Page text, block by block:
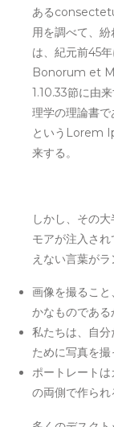
ある
用を調べて、
は、紀元前45
Bonorum et
1.10.33節に由
理学の理論書
というLorem
来する。
しかし、その
モアが注入さ
えない言葉がラ
画像を撮るこ
かなものである
私たちは、自
ために写真を撮
ポートレート
の両側で作られ